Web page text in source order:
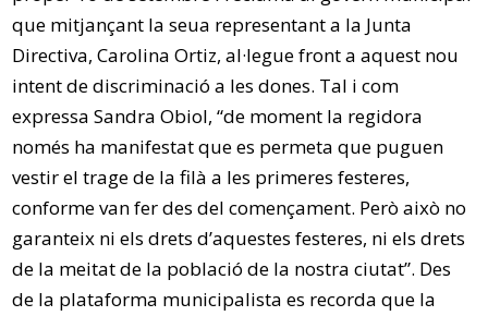
que mitjançant la seua representant a la Junta
Directiva, Carolina Ortiz, al·legue front a aquest nou
intent de discriminació a les dones. Tal i com
expressa Sandra Obiol, “de moment la regidora
només ha manifestat que es permeta que puguen
vestir el trage de la filà a les primeres festeres,
conforme van fer des del començament. Però això no
garanteix ni els drets d’aquestes festeres, ni els drets
de la meitat de la població de la nostra ciutat”. Des
de la plataforma municipalista es recorda que la